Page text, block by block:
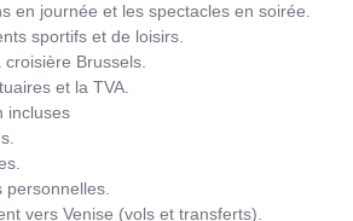
en journée et les spectacles en soirée.
sportifs et de loisirs.
Brussels.
et la TVA.
incluses
personnelles.
vers Venise (vols et transferts).